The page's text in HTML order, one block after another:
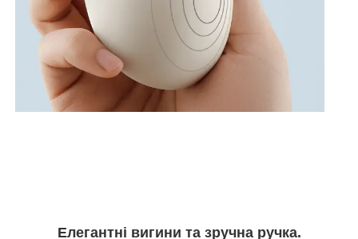
Елегантні вигини та зручна ручка.